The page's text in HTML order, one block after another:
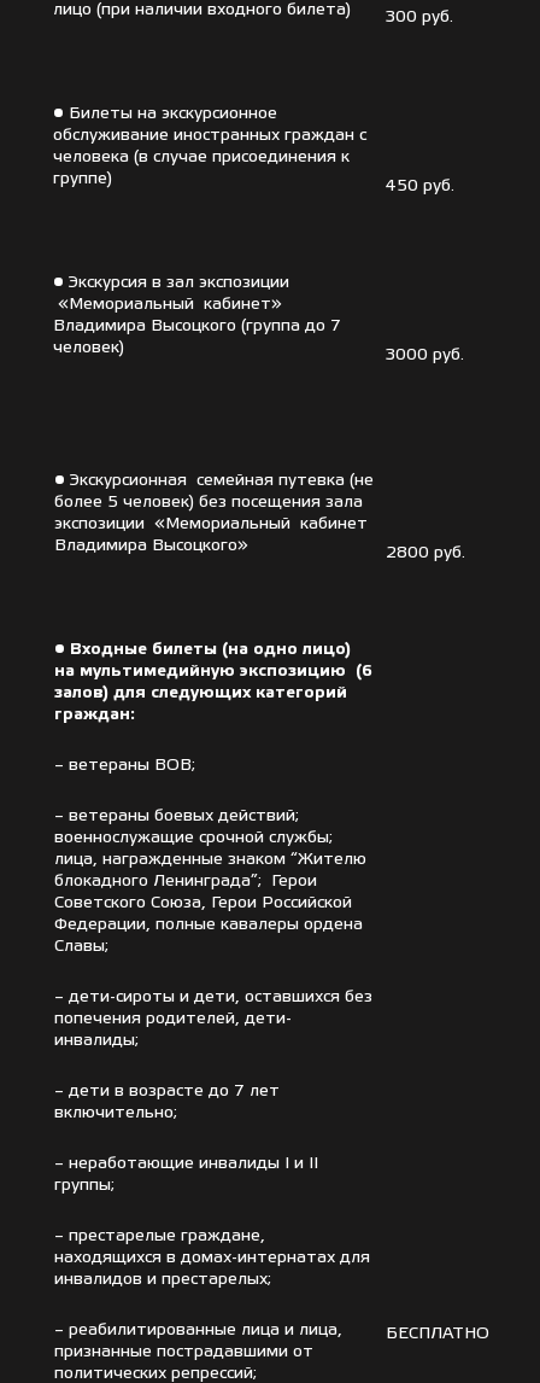
лицо (при наличии входного билета)
300 руб.
• Билеты на экскурсионное
обслуживание иностранных граждан с
человека (в случае присоединения к
группе)
450 руб.
• Экскурсия в зал экспозиции
«Мемориальный кабинет»
Владимира Высоцкого (группа до 7
человек)
3000 руб.
• Экскурсионная семейная путевка (не
более 5 человек) без посещения зала
экспозиции «Мемориальный кабинет
Владимира Высоцкого»
2800 руб.
• Входные билеты (на одно лицо)
на мультимедийную экспозицию (6
залов) для следующих категорий
граждан:
– ветераны ВОВ;
– ветераны боевых действий;
военнослужащие срочной службы;
лица, награжденные знаком “Жителю
блокадного Ленинграда”; Герои
Советского Союза, Герои Российской
Федерации, полные кавалеры ордена
Славы;
– дети-сироты и дети, оставшихся без
попечения родителей, дети-
инвалиды;
– дети в возрасте до 7 лет
включительно;
– неработающие инвалиды I и II
группы;
– престарелые граждане,
находящихся в домах-интернатах для
инвалидов и престарелых;
– реабилитированные лица и лица,
признанные пострадавшими от
политических репрессий;
БЕСПЛАТНО